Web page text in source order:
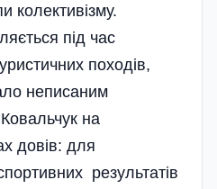
колективізму.
під час
походів,
неписаним
на
довів: для
результатів